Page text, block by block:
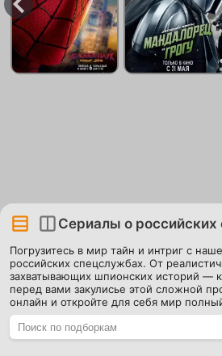
Сериалы о
Погрузитесь в мир тайн и интриг с
российских спецслужбах. От
захватывающих шпионских историй —
перед вами закулисье этой сложной
онлайн и откройте для себя мир